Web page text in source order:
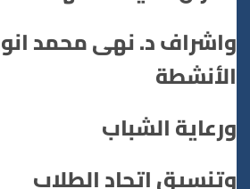
واشراف د. نهى محمد
الأنشطة
ورعاية الشباب
وتنسيق اتحاد الطلاب